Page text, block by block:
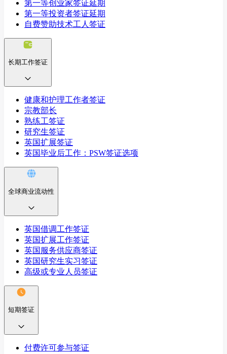
第一等创业家签证延期
第一等投资者签证延期
自费赞助技术工人签证
长期工作签证
健康和护理工作者签证
宗教部长
熟练工签证
研究生签证
英国扩展签证
英国毕业后工作：PSW签证选项
全球商业流动性
英国借调工作签证
英国扩展工作签证
英国服务供应商签证
英国研究生实习签证
高级或专业人员签证
短期签证
付费许可参与签证